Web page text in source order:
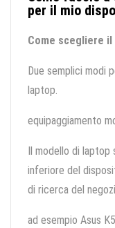
per il mio
Come scegliere
Due semplici modi
laptop.
equipaggiamento
Il modello di
inferiore del
di ricerca del
ad esempio Asus